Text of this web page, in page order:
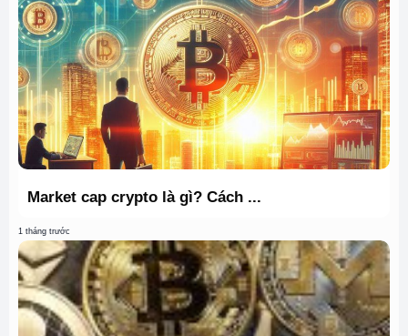
Market cap crypto là gì? Cách ...
1 tháng trước